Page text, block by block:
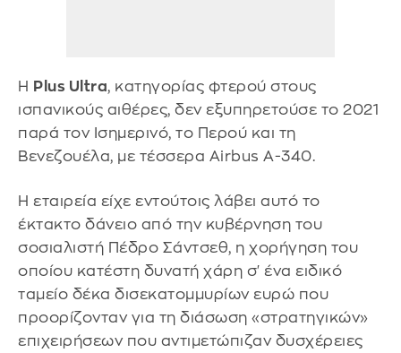
Η Plus Ultra, κατηγορίας φτερού στους
ισπανικούς αιθέρες, δεν εξυπηρετούσε το 2021
παρά τον Ισημερινό, το Περού και τη
Βενεζουέλα, με τέσσερα Airbus A-340.
Η εταιρεία είχε εντούτοις λάβει αυτό το
έκτακτο δάνειο από την κυβέρνηση του
σοσιαλιστή Πέδρο Σάντσεθ, η χορήγηση του
οποίου κατέστη δυνατή χάρη σ' ένα ειδικό
ταμείο δέκα δισεκατομμυρίων ευρώ που
προορίζονταν για τη διάσωση «στρατηγικών»
επιχειρήσεων που αντιμετώπιζαν δυσχέρειες